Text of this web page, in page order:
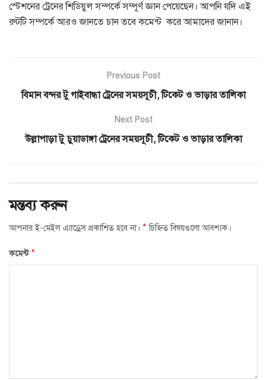
স্টেশনের ট্রেনের শিডিয়ুল সম্পর্কে সম্পূর্ণ জ্ঞান পেয়েছেন। আপনি যদি এই
রুটটি সম্পর্কে আরও জানতে চান তবে কমেন্ট করে আমাদের জানান।
Previous Post
বিমান বন্দর টু গাইবান্ধা ট্রেনের সময়সূচী, টিকেট ও ভাড়ার তালিকা
Next Post
উল্লাপাড়া টু চুয়াডাঙ্গা ট্রেনের সময়সূচী, টিকেট ও ভাড়ার তালিকা
মন্তব্য করুন
আপনার ই-মেইল এ্যাড্রেস প্রকাশিত হবে না। * চিহ্নিত বিষয়গুলো আবশ্যক।
কমেন্ট*